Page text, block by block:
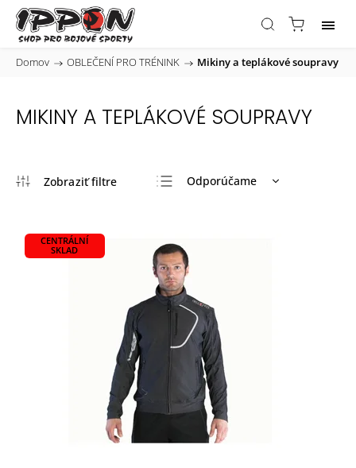
Domov / OBLEČENÍ PRO TRÉNINK / Mikiny a teplákové soupravy
MIKINY A TEPLÁKOVÉ SOUPRAVY
Odporúčame
Najpredávanejšie
CENTRÁLNÍ
SKLAD